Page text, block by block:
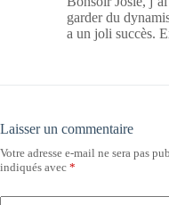
garder du
a un joli succès.
Laisser un commentaire
Votre adresse e-mail ne sera pas
indiqués avec *